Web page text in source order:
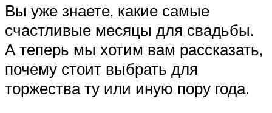
Вы уже знаете, какие самые
счастливые месяцы для свадьбы.
А теперь мы хотим вам рассказать,
почему стоит выбрать для
торжества ту или иную пору года.